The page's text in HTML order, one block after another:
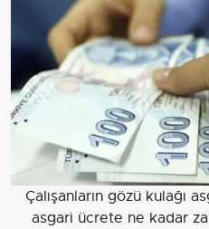
Çalışanların gözü kulağı
asgari ücrete ne kadar